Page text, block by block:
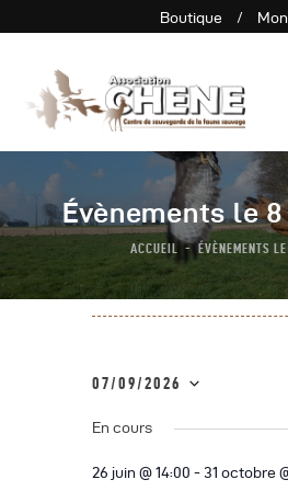
Boutique /
Évènements le
ACCUEIL ÉVÈNEMENTS
ASSOCIATION
faune sauvage
L’Association
Centre De
Espace Découverte
Nous Soutenir
07/09/2026
éEn cours
26 juin @ 14:00 - 31 octobre